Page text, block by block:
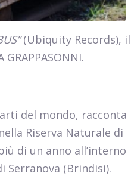
(Ubiquity Records), il
del mondo, racconta
Riserva Naturale di
di un anno all’interno
Serranova (Brindisi).